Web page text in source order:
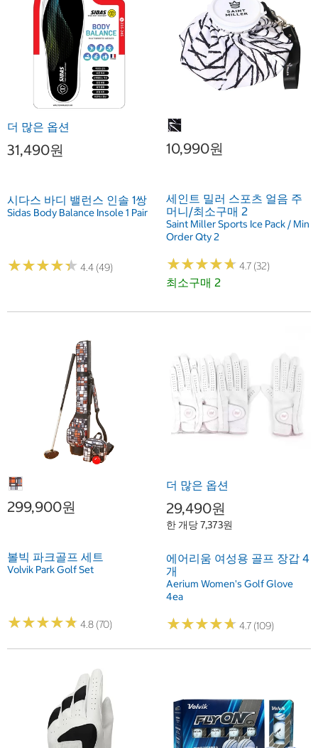
더 많은 옵션
31,490원
시다스 바디 밸런스 인솔 1쌍
Sidas Body Balance Insole 1 Pair
★★★★★
★★★★★ 4.4 (49)
10,990원
세인트 밀러 스포츠 얼음 주
머니/최소구매 2
Saint Miller Sports Ice Pack / Min
Order Qty 2
★★★★★
★★★★★ 4.7 (32)
최소구매 2
299,900원
볼빅 파크골프 세트
Volvik Park Golf Set
★★★★★
★★★★★ 4.8 (70)
더 많은 옵션
29,490원
한 개당 7,373원
에어리움 여성용 골프 장갑 4
개
Aerium Women's Golf Glove
4ea
★★★★★
★★★★★ 4.7 (109)